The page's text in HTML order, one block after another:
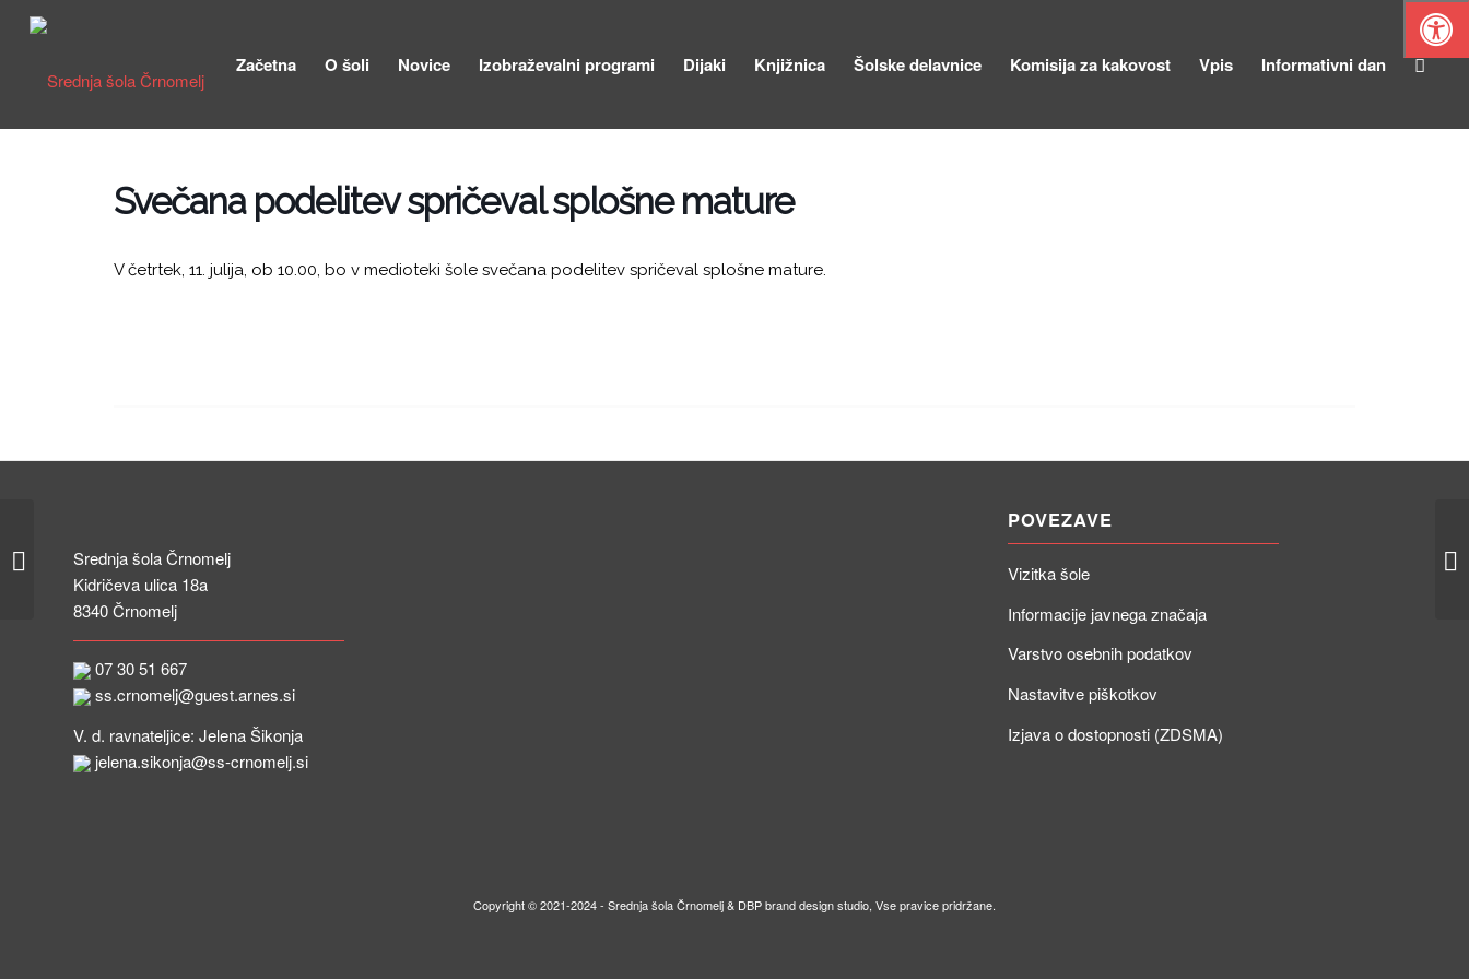
Začetna O šoli Novice Izobraževalni programi Dijaki Knjižnica Šolske delavnice Komisija za kakovost Vpis Informativni dan
Svečana podelitev spričeval splošne mature
V četrtek, 11. julija, ob 10.00, bo v medioteki šole svečana podelitev spričeval splošne mature.
Srednja šola Črnomelj
Kidričeva ulica 18a
8340 Črnomelj
07 30 51 667
ss.crnomelj@guest.arnes.si
V. d. ravnateljice: Jelena Šikonja
jelena.sikonja@ss-crnomelj.si
POVEZAVE
Vizitka šole
Informacije javnega značaja
Varstvo osebnih podatkov
Nastavitve piškotkov
Izjava o dostopnosti (ZDSMA)
Copyright © 2021-2024 - Srednja šola Črnomelj & DBP brand design studio, Vse pravice pridržane.
Svečana podelitev spričeval poklicne
mature